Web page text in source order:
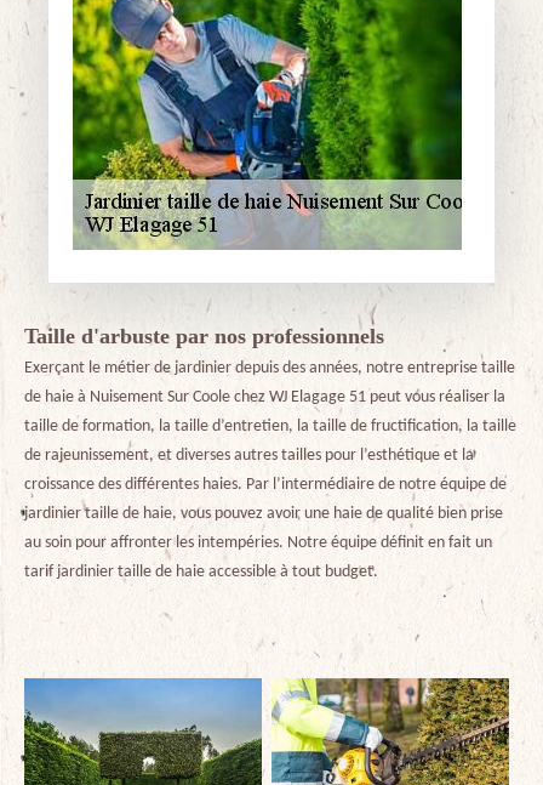
Taille d'arbuste par nos professionnels
Exerçant le métier de jardinier depuis des années, notre entreprise taille
de haie à Nuisement Sur Coole chez WJ Elagage 51 peut vous réaliser la
taille de formation, la taille d’entretien, la taille de fructification, la taille
de rajeunissement, et diverses autres tailles pour l’esthétique et la
croissance des différentes haies. Par l’intermédiaire de notre équipe de
jardinier taille de haie, vous pouvez avoir une haie de qualité bien prise
au soin pour affronter les intempéries. Notre équipe définit en fait un
tarif jardinier taille de haie accessible à tout budget.